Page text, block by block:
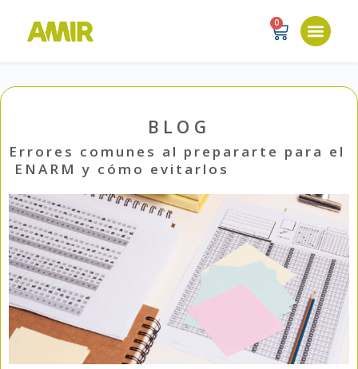
0
BLOG
Errores comunes al prepararte para el
ENARM y cómo evitarlos